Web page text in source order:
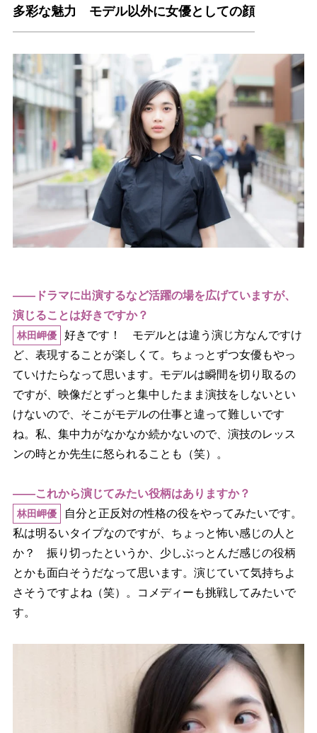
多彩な魅力 モデル以外に女優としての顔
――ドラマに出演するなど活躍の場を広げていますが、
演じることは好きですか？
林田岬優
好きです！ モデルとは違う演じ方なんですけ
ど、表現することが楽しくて。ちょっとずつ女優もやっ
ていけたらなって思います。モデルは瞬間を切り取るの
ですが、映像だとずっと集中したまま演技をしないとい
けないので、そこがモデルの仕事と違って難しいです
ね。私、集中力がなかなか続かないので、演技のレッス
ンの時とか先生に怒られることも（笑）。
――これから演じてみたい役柄はありますか？
林田岬優
自分と正反対の性格の役をやってみたいです。
私は明るいタイプなのですが、ちょっと怖い感じの人と
か？ 振り切ったというか、少しぶっとんだ感じの役柄
とかも面白そうだなって思います。演じていて気持ちよ
さそうですよね（笑）。コメディーも挑戦してみたいで
す。